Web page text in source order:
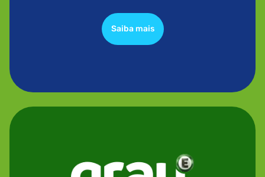
Saiba mais